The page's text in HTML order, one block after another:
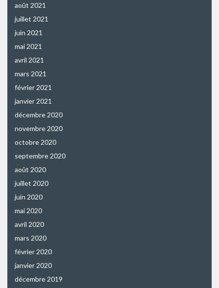
août 2021
juillet 2021
juin 2021
mai 2021
avril 2021
mars 2021
février 2021
janvier 2021
décembre 2020
novembre 2020
octobre 2020
septembre 2020
août 2020
juillet 2020
juin 2020
mai 2020
avril 2020
mars 2020
février 2020
janvier 2020
décembre 2019